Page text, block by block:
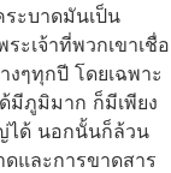
ระบาดมันเป็น
ะเจ้าที่พวกเขาเชื่อ
ๆทุกปี โดยเฉพาะ
มีภูมิมาก ก็มีเพียง
ได้ นอกนั้นก็ล้วน
และการขาดสาร